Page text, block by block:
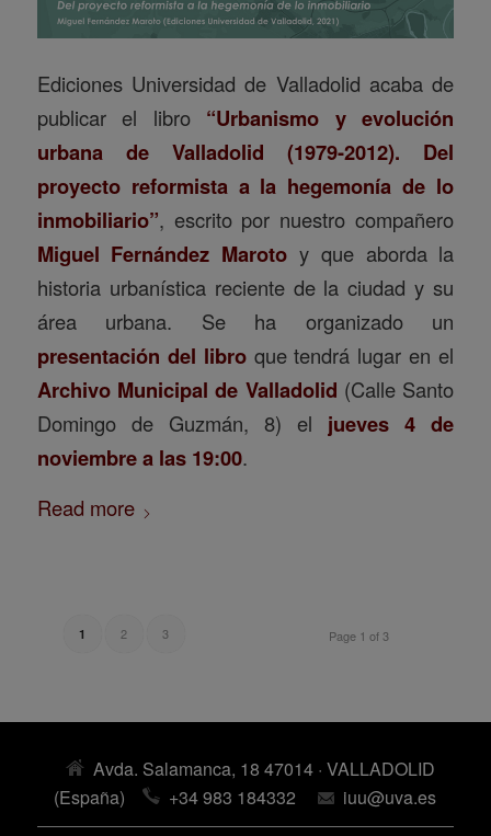
Ediciones Universidad de Valladolid acaba de
publicar el libro “Urbanismo y evolución
urbana de Valladolid (1979-2012). Del
proyecto reformista a la hegemonía de lo
inmobiliario”, escrito por nuestro compañero
Miguel Fernández Maroto y que aborda la
historia urbanística reciente de la ciudad y su
área urbana. Se ha organizado un
presentación del libroque tendrá lugar en el
Archivo Municipal de Valladolid (Calle Santo
Domingo de Guzmán, 8) el jueves 4 de
noviembre a las 19:00.
Read more
Page 1 of 3
1 2 3
Avda. Salamanca, 18 47014 · VALLADOLID
(España)
+34 983 184332 iuu@uva.es